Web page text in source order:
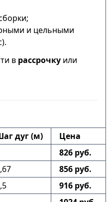
и цельными
в рассрочку или
дуг (м)
Цена
826 руб.
856 руб.
916 руб.